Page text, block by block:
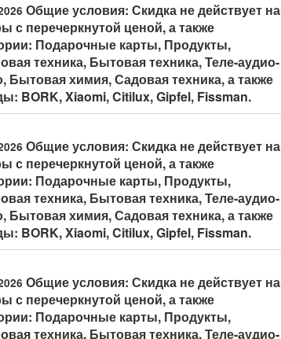
Общие условия: Скидка не действует на
с перечеркнутой ценой, а также
Подарочные карты, Продукты,
техника, Бытовая техника, Теле-аудио-
Бытовая химия, Садовая техника, а также
BORK, Xiaomi, Citilux, Gipfel, Fissman.
Общие условия: Скидка не действует на
с перечеркнутой ценой, а также
Подарочные карты, Продукты,
техника, Бытовая техника, Теле-аудио-
Бытовая химия, Садовая техника, а также
BORK, Xiaomi, Citilux, Gipfel, Fissman.
Общие условия: Скидка не действует на
с перечеркнутой ценой, а также
Подарочные карты, Продукты,
техника, Бытовая техника, Теле-аудио-